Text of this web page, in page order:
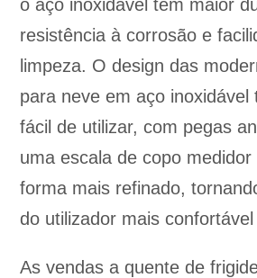
o aço inoxidável tem maior
resistência à corrosão e
limpeza. O design das
para neve em aço inoxidável
fácil de utilizar, com pegas
uma escala de copo
forma mais refinado,
do utilizador mais
As vendas a quente de